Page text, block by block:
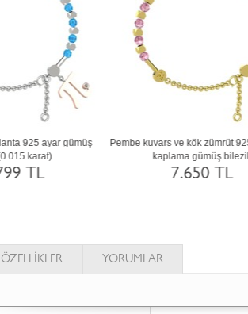
rose
Pembe kuvars ve sitrin 14 ayar beyaz altın
ÖZELLİKLER YORUMLAR